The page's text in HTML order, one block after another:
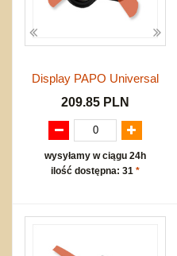
Display PAPO Universal
209.85 PLN
wysyłamy w ciągu 24h
ilość dostępna: 31 *